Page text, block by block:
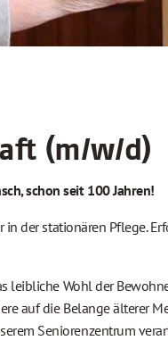
(m/w/d)
schon seit 100 Jahren!
der stationären Pflege.
Wohl der
auf die Belange älterer
Seniorenzentrum